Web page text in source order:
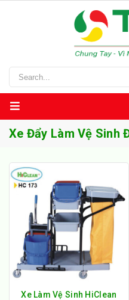
Xe Đẩy Làm Vệ Sinh
Xe Làm Vệ Sinh HiClean